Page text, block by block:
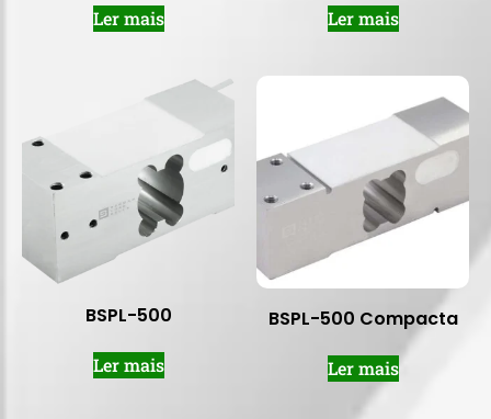
Ler mais Ler mais
BSPL-500
Ler mais
BSPL-500 Compacta
Ler mais